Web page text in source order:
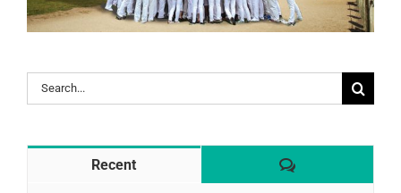
Search
for:
Recent Comentaris